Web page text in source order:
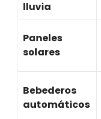
lluvia
Paneles
solares
Bebederos
automáticos